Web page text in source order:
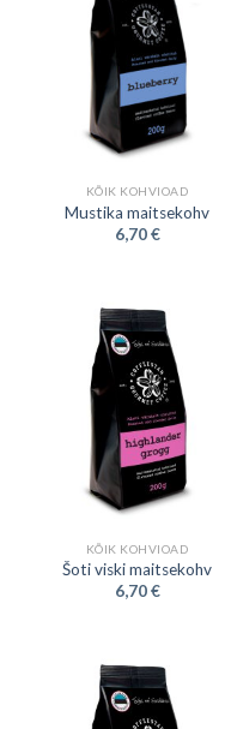
KÕIK KOHVIOAD
Mustika maitsekohv
6,70€
KÕIK KOHVIOAD
Šoti viski maitsekohv
6,70€